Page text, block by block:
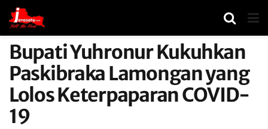
Bupati Yuhronur Kukuhkan
Paskibraka Lamongan yang
Lolos Keterpaparan COVID-
19